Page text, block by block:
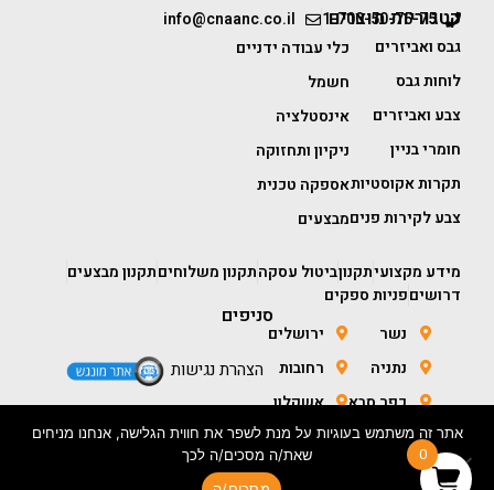
1-700-50-75-75
info@cnaanc.co.il קטגוריות מוצרים
גבס ואביזרים
לוחות גבס
צבע ואביזרים
חומרי בניין
תקרות אקוסטיות
צבע לקירות פנים
כלי עבודה ידניים
חשמל
אינסטלציה
ניקיון ותחזוקה
אספקה טכנית
מבצעים
מידע מקצועיתקנוןביטול עסקהתקנון משלוחיםתקנון מבצעים
דרושיםפניות ספקים
סניפים
נשר
נתניה
כפר סבא
חולון
ירושלים
רחובות
אשקלון
באר שבע
הצהרת נגישות
0
אתר זה משתמש בעוגיות על מנת לשפר את חווית הגלישה, אנחנו מניחים
שאת/ה מסכים/ה לכך